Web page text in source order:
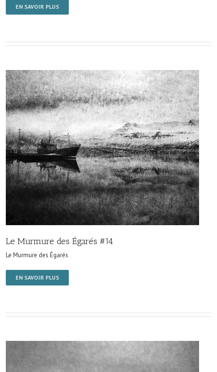
EN SAVOIR PLUS
Le Murmure des Égarés #14
Le Murmure des Égarés
EN SAVOIR PLUS